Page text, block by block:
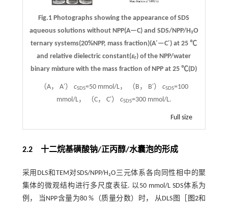
Fig.1 Photographs showing the appearance of SDS
aqueous solutions without NPP(A—C) and SDS/NPP/H₂O
ternary systems(20%NPP, mass fraction)(A′—C′) at 25 ℃
and relative dielectric constant(εr) of the NPP/water
binary mixture with the mass fraction of NPP at 25 ℃(D)
（A， A′） cSDS=50 mmol/L， （B， B′） cSDS=100
mmol/L， （C， C′） cSDS=300 mmol/L.
Full size
2.2 十二烷基磺酸钠/正丙醇/水囊泡的形成
采用DLS和TEM对SDS/NPP/H₂O三元体系各向同性相中的聚
集体的微观结构进行多尺度表征. 以50 mmol/L SDS体系为
例， 当NPP含量为80 %（质量分数）时， 从DLS图［
图2和